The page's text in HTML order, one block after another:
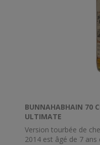
BUNNAHABHAIN 70
ULTIMATE
Version tourbée de
2014 est âgé de 7